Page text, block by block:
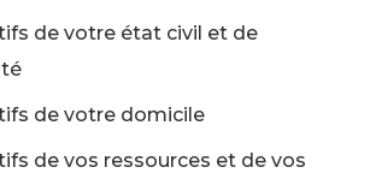
de votre état civil et de
de votre domicile
de vos ressources et de vos